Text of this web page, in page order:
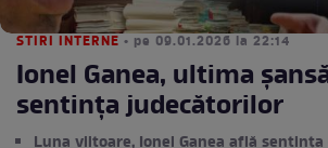
STIRI INTERNE • pe 09.01.2026 la 22:14
Ionel Ganea, ultima
sentința judecătorilor